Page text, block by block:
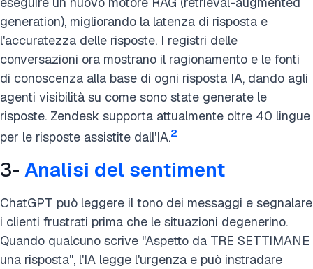
generation), migliorando la latenza di risposta e
l'accuratezza delle risposte. I registri delle
conversazioni ora mostrano il ragionamento e le fonti
di conoscenza alla base di ogni risposta IA, dando agli
agenti visibilità su come sono state generate le
risposte. Zendesk supporta attualmente oltre 40 lingue
per le risposte assistite dall'IA.2
3- Analisi del sentiment
ChatGPT può leggere il tono dei messaggi e segnalare
i clienti frustrati prima che le situazioni degenerino.
Quando qualcuno scrive "Aspetto da TRE SETTIMANE
una risposta", l'IA legge l'urgenza e può instradare